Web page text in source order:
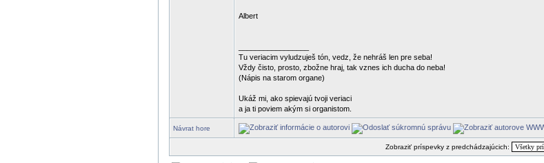
Albert
Tu veriacim vyludzuješ tón, vedz, že nehráš len pre seba!
Vždy čisto, prosto, zbožne hraj, tak vznes ich ducha do neba!
(Nápis na starom organe)
Ukáž mi, ako spievajú tvoji veriaci
a ja ti poviem akým si organistom.
Návrat hore
Zobraziť príspevky z predchádzajúcich: